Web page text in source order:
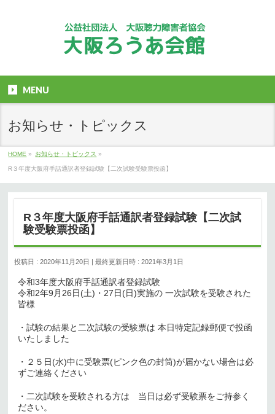
MENU
お知らせ・トピックス
HOME » お知らせ・トピックス »
R３年度大阪府手話通訳者登録試験【二次試験受験票投函】
R３年度大阪府手話通訳者登録試験【二次試
験受験票投函】
投稿日 : 2020年11月20日 最終更新日時 : 2021年3月1日
令和3年度大阪府手話通訳者登録試験
令和2年9月26日(土)・27日(日)実施の 一次試験を受験された
皆様
・試験の結果と二次試験の受験票は 本日特定記録郵便で投函
いたしました
・２５日(水)中に受験票(ピンク色の封筒)が届かない場合は必
ずご連絡ください
・二次試験を受験される方は 当日は必ず受験票をご持参く
ださい。